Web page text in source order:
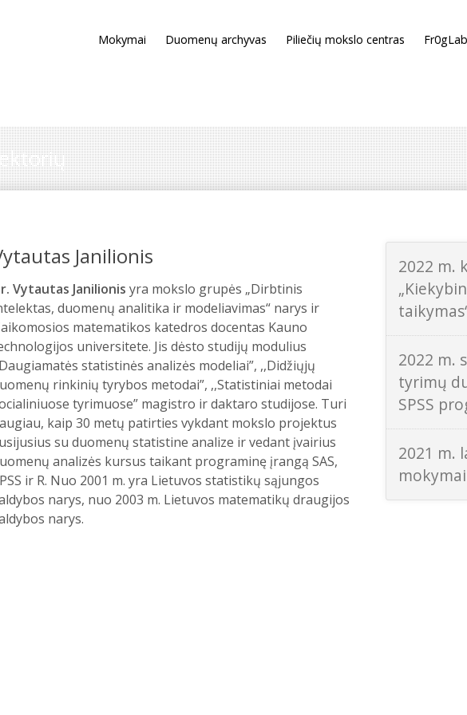
Mokymai Duomenų archyvas Piliečių mokslo centras Fr0gLab
Janilionis
Vytautas Janilionis yra mokslo grupės „Dirbtinis
duomenų analitika ir modeliavimas“ narys ir
matematikos katedros docentas Kauno
universitete. Jis dėsto studijų modulius
statistinės analizės modeliai”, ,,Didžiųjų
rinkinių tyrybos metodai”, ,,Statistiniai metodai
tyrimuose” magistro ir daktaro studijose. Turi
kaip 30 metų patirties vykdant mokslo projektus
su duomenų statistine analize ir vedant įvairius
analizės kursus taikant programinę įrangą SAS,
ir R. Nuo 2001 m. yra Lietuvos statistikų sąjungos
narys, nuo 2003 m. Lietuvos matematikų draugijos
narys.
2022 m.
2022 m.
tyrimų
SPSS
2021 m.